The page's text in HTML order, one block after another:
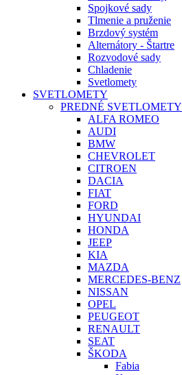
Spojkové sady
Tlmenie a pruženie
Brzdový systém
Alternátory - Štartre
Rozvodové sady
Chladenie
Svetlomety
SVETLOMETY
PREDNÉ SVETLOMETY
ALFA ROMEO
AUDI
BMW
CHEVROLET
CITROEN
DACIA
FIAT
FORD
HYUNDAI
HONDA
JEEP
KIA
MAZDA
MERCEDES-BENZ
NISSAN
OPEL
PEUGEOT
RENAULT
SEAT
ŠKODA
Fabia